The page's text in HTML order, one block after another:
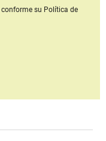
conforme su Política de